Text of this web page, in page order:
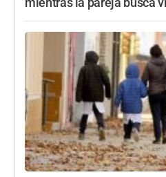
mientras la pareja busca